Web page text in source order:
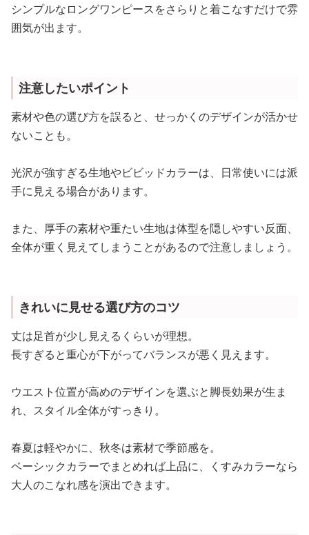
シンプルなロングワンピースをさらりと着こなすだけで雰
囲気が出ます。
注意したいポイント
素材や色の選び方を誤ると、せっかくのデザインが活かせ
ないことも。
光沢が強すぎる生地やビビッドカラーは、日常使いには派
手に見える場合があります。
また、厚手の素材や重たい生地は体型を隠しやすい反面、
全体が重く見えてしまうことがあるので注意しましょう。
きれいに見せる選び方のコツ
丈は足首が少し見えるくらいが理想。
長すぎると重心が下がってバランスが悪く見えます。
ウエスト位置が高めのデザインを選ぶと脚長効果が生ま
れ、スタイル全体がすっきり。
春夏は軽やかに、秋冬は素材で季節感を。
ベーシックカラーでまとめれば上品に、くすみカラーなら
大人のこなれ感を演出できます。